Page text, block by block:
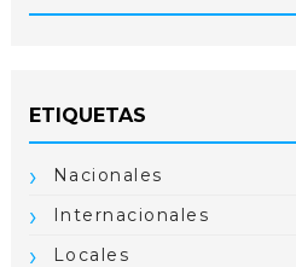
ETIQUETAS
Nacionales
Internacionales
Locales